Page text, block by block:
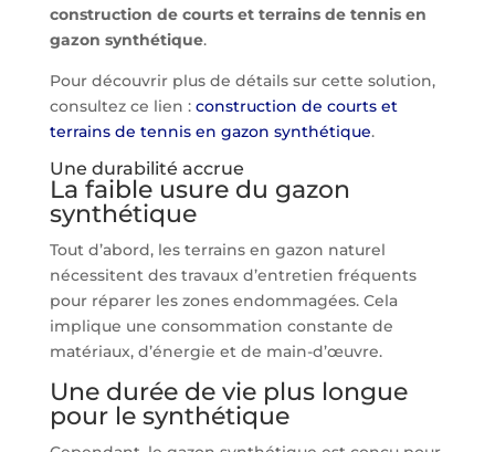
construction de courts et terrains de tennis en
gazon synthétique.
Pour découvrir plus de détails sur cette solution,
consultez ce lien : construction de courts et
terrains de tennis en gazon synthétique.
Une durabilité accrue
La faible usure du gazon
synthétique
Tout d’abord, les terrains en gazon naturel
nécessitent des travaux d’entretien fréquents
pour réparer les zones endommagées. Cela
implique une consommation constante de
matériaux, d’énergie et de main-d’œuvre.
Une durée de vie plus longue
pour le synthétique